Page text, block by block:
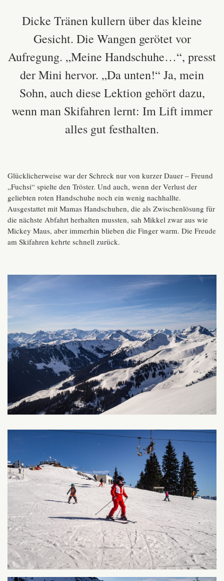
Dicke Tränen kullern über das kleine
Gesicht. Die Wangen gerötet vor
Aufregung. „Meine Handschuhe…“, presst
der Mini hervor. „Da unten!“ Ja, mein
Sohn, auch diese Lektion gehört dazu,
wenn man Skifahren lernt: Im Lift immer
alles gut festhalten.
Glücklicherweise war der Schreck nur von kurzer Dauer – Freund
„Fuchsi“ spielte den Tröster. Und auch, wenn der Verlust der
geliebten roten Handschuhe noch ein wenig nachhallte.
Ausgestattet mit Mamas Handschuhen, die als Zwischenlösung für
die nächste Abfahrt herhalten mussten, sah Mikkel zwar aus wie
Mickey Maus, aber immerhin blieben die Finger warm. Die Freude
am Skifahren kehrte schnell zurück.